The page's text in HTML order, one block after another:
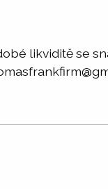
likviditě se